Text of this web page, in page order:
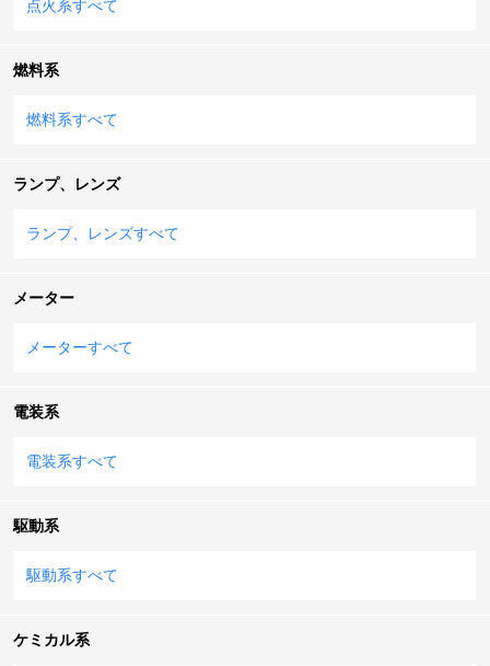
点火系すべて
燃料系
燃料系すべて
ランプ、レンズ
ランプ、レンズすべて
メーター
メーターすべて
電装系
電装系すべて
駆動系
駆動系すべて
ケミカル系